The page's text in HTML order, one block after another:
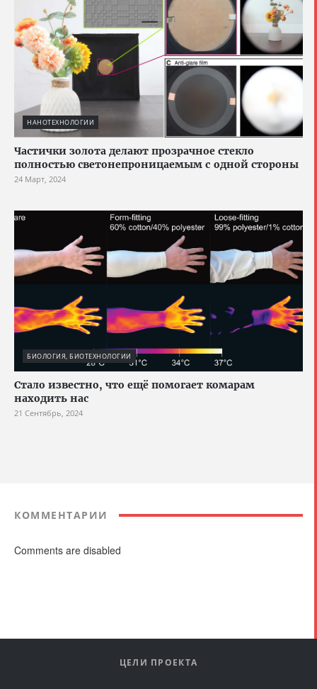
НАНОТЕХНОЛОГИИ
Частички золота делают прозрачное стекло
полностью светонепроницаемым с одной стороны
24 Март, 2024
БИОЛОГИЯ, БИОТЕХНОЛОГИИ
Стало известно, что ещё помогает комарам
находить нас
21 Сентябрь, 2024
КОММЕНТАРИИ
Comments are disabled
ЦЕЛИ ПРОЕКТА